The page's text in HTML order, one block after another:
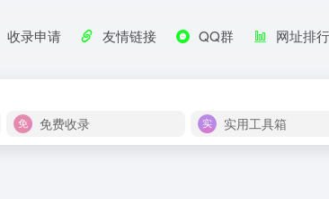
收录申请 友情链接 QQ群 网址排
免费收录 实用工具箱